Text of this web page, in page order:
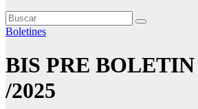
Boletines
BIS PRE BOLETIN
/2025